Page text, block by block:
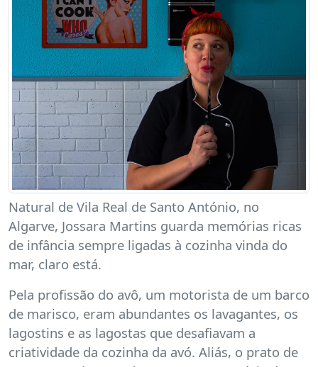
Natural de Vila Real de Santo António, no
Algarve, Jossara Martins guarda memórias ricas
de infância sempre ligadas à cozinha vinda do
mar, claro está.
Pela profissão do avô, um motorista de um barco
de marisco, eram abundantes os lavagantes, os
lagostins e as lagostas que desafiavam a
criatividade da cozinha da avó. Aliás, o prato de